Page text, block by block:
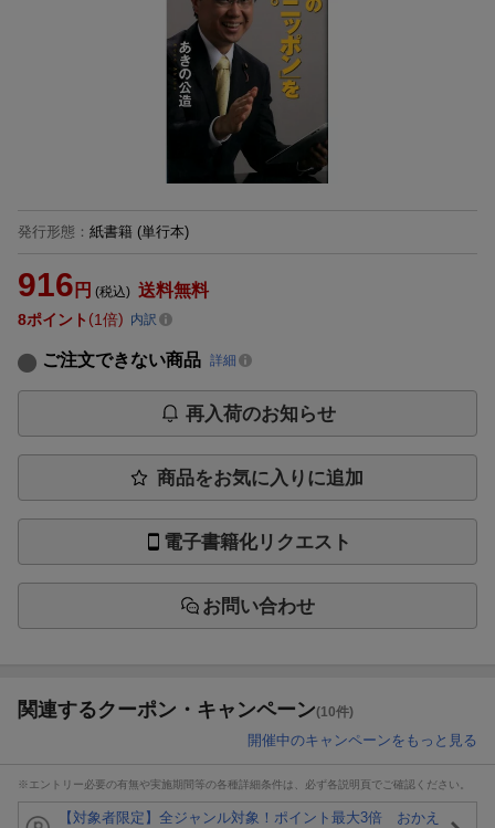
発行形態 ： 紙書籍 (単行本)
916 円 (税込) 送料無料
8ポイント 1倍 内訳
ご注文できない商品 詳細
再入荷のお知らせ
商品をお気に入りに追加
電子書籍化リクエスト
お問い合わせ
関連するクーポン・キャンペーン(10件)
開催中のキャンペーンをもっと見る
※エントリー必要の有無や実施期間等の各種詳細条件は、必ず各説明頁でご確認ください。
【対象者限定】全ジャンル対象！ポイント最大3倍 おかえ